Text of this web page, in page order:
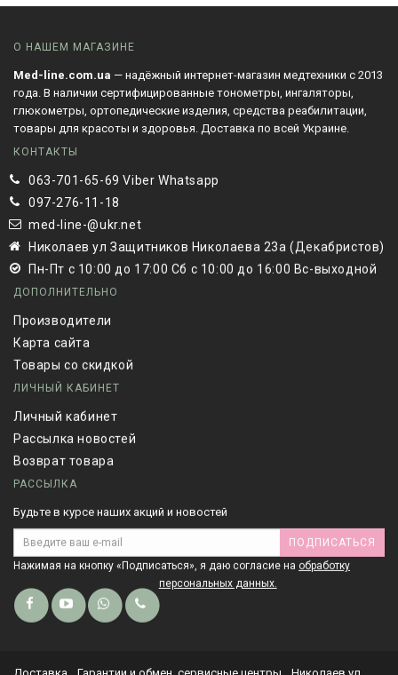
О НАШЕМ МАГАЗИНЕ
Med-line.com.ua — надёжный интернет-магазин медтехники с 2013
года. В наличии сертифицированные тонометры, ингаляторы,
глюкометры, ортопедические изделия, средства реабилитации,
товары для красоты и здоровья. Доставка по всей Украине.
КОНТАКТЫ
063-701-65-69 Viber Whatsapp
097-276-11-18
med-line-@ukr.net
Николаев ул Защитников Николаева 23а (Декабристов)
Пн-Пт с 10:00 до 17:00 Сб с 10:00 до 16:00 Вс-выходной
ДОПОЛНИТЕЛЬНО
Производители
Карта сайта
Товары со скидкой
ЛИЧНЫЙ КАБИНЕТ
Личный кабинет
Рассылка новостей
Возврат товара
РАССЫЛКА
Будьте в курсе наших акций и новостей
ПОДПИСАТЬСЯ
Нажимая на кнопку «Подписаться», я даю cогласие на обработку
персональных данных.